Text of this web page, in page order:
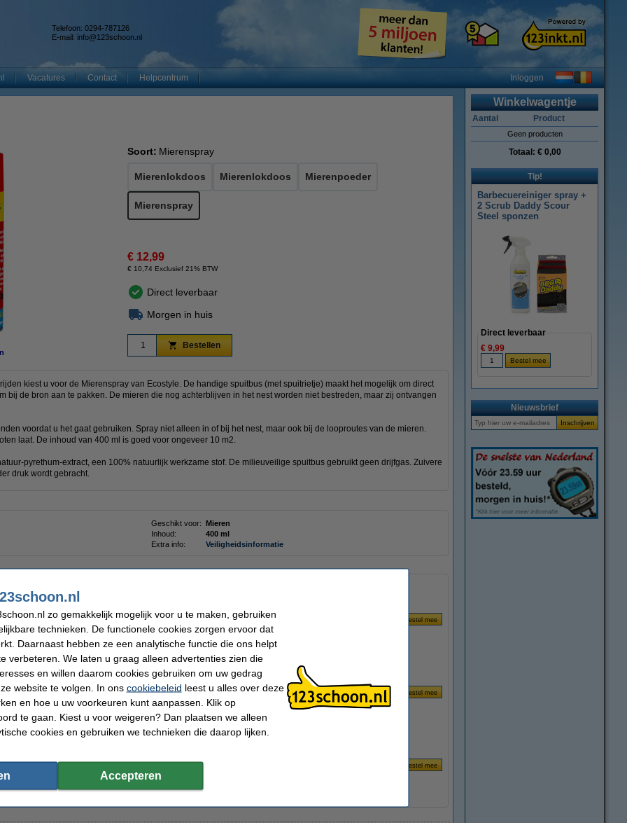
Telefoon: 0294-787126
E-mail: info@123schoon.nl
Vacatures Contact Helpcentrum Inloggen
Soort: Mierenspray
Mierenlokdoos Mierenlokdoos Mierenpoeder
Mierenspray
€ 12,99
€ 10,74 Exclusief 21% BTW
Direct leverbaar
Morgen in huis
Bestellen
kiest u voor de Mierenspray van Ecostyle. De handige spuitbus (met spuitrietje) maakt het mogelijk om direct
bij de bron aan te pakken. De mieren die nog achterblijven in het nest worden niet bestreden, maar zij ontvangen
voordat u het gaat gebruiken. Spray niet alleen in of bij het nest, maar ook bij de looproutes van de mieren.
laat. De inhoud van 400 ml is goed voor ongeveer 10 m2.
pyrethum-extract, een 100% natuurlijk werkzame stof. De milieuveilige spuitbus gebruikt geen drijfgas. Zuivere
druk wordt gebracht.
Geschikt voor: Mieren
Inhoud:
400 ml
Extra info: Veiligheidsinformatie
(2 stuks)
(4 stuks)
Winkelwagentje
Aantal Product
Geen producten
Totaal: € 0,00
Tip!
Barbecuereiniger spray +
2 Scrub Daddy Scour
Steel sponzen
Direct leverbaar
€ 9,99
Nieuwsbrief
zo gemakkelijk mogelijk voor u te maken, gebruiken
technieken. De functionele cookies zorgen ervoor dat
Daarnaast hebben ze een analytische functie die ons helpt
verbeteren. We laten u graag alleen advertenties zien die
en willen daarom cookies gebruiken om uw gedrag
website te volgen. In ons cookiebeleid leest u alles over deze
en hoe u uw voorkeuren kunt aanpassen. Klik op
te gaan. Kiest u voor weigeren? Dan plaatsen we alleen
cookies en gebruiken we technieken die daarop lijken.
Accepteren